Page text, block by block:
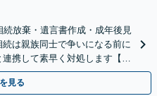
続放棄・遺言書作成・成年後見
は親族同士で争いになる前に
携して素早く対処します【夜
分無料】
見る